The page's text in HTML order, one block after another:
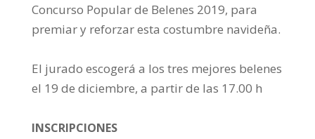
Concurso Popular de Belenes 2019, para
premiar y reforzar esta costumbre navideña.
El jurado escogerá a los tres mejores belenes
el 19 de diciembre, a partir de las 17.00 h
INSCRIPCIONES